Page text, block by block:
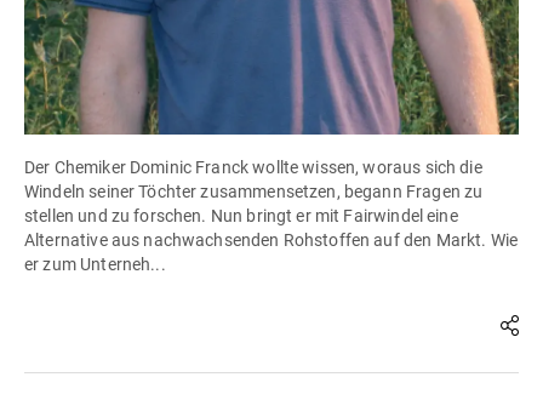
Der Chemiker Dominic Franck wollte wissen, woraus sich die
Windeln seiner Töchter zusammensetzen, begann Fragen zu
stellen und zu forschen. Nun bringt er mit Fairwindel eine
Alternative aus nachwachsenden Rohstoffen auf den Markt. Wie
er zum Unterneh...